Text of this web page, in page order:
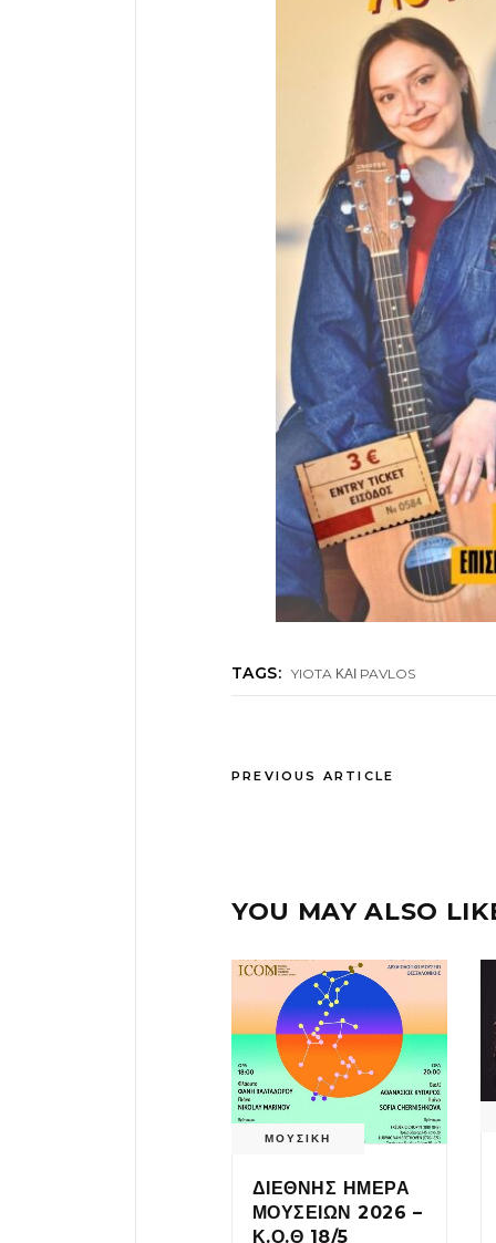
TAGS: YIOTA ΚΑΙ PAVLOS
PREVIOUS ARTICLE
YOU MAY ALSO
ΜΟΥΣΙΚΗ
ΔΙΕΘΝΗΣ ΗΜΕΡΑ
ΜΟΥΣΕΙΩΝ 2026 –
Κ.Ο.Θ 18/5